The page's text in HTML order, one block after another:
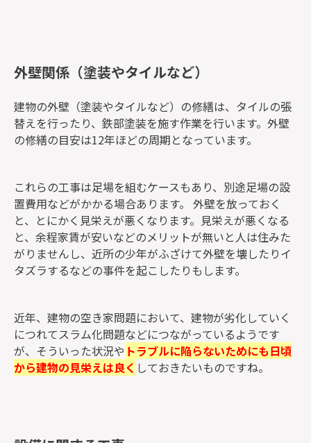
外壁関係（塗装やタイルなど）
建物の外壁（塗装やタイルなど）の修繕は、タイルの張
替えを行ったり、鉄部塗装を施す作業を行います。外壁
の修繕の目安は12年ほどの周期となっています。
これらの工事は足場を組むケースもあり、別途足場の設
置費用などがかかる場合あります。 外壁を放っておく
と、とにかく見栄えが悪くなります。見栄えが悪くなる
と、余程家賃が安いなどのメリットが無いと人は住みた
がりませんし、近所の少年がふざけて外壁を壊したりイ
タズラするなどの事件を起こしたりもします。
近年、建物の空き家問題において、建物が劣化していく
につれてスラム化問題などにつながっているようです
が、そういった状況や トラブルに陥らないためにも日頃
から建物の見栄えは良く しておきたいものですね。